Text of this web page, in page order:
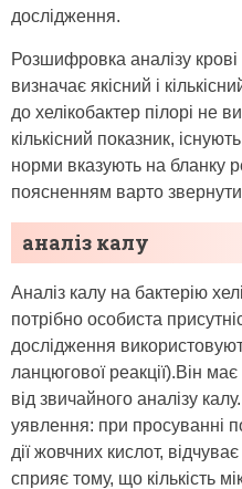
дослідження.
Розшифровка аналізу крові
визначає якісний і
до хелікобактер пілорі не
кількісний показник,
норми вказують на бланку
поясненням варто
аналіз калу
Аналіз калу на бактерію
потрібно особиста
дослідження
ланцюгової реакції).Він
від звичайного аналізу
уявлення: при просуванні
дії жовчних кислот,
сприяє тому, що кількість